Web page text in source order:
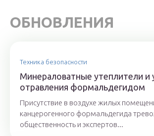
ОБНОВЛЕНИЯ
Техника безопасности
Минераловатные утеплители и
отравления формальдегидом
Присутствие в воздухе жилых
канцерогенного формальдегида
общественность и экспертов...